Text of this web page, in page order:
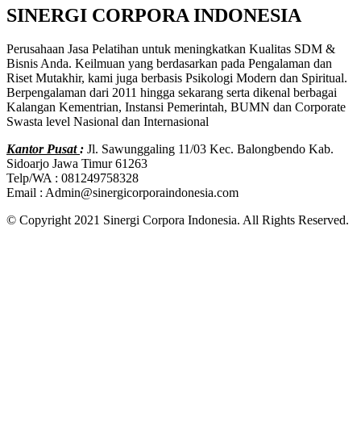
SINERGI CORPORA INDONESIA
Perusahaan Jasa Pelatihan untuk meningkatkan Kualitas SDM &
Bisnis Anda. Keilmuan yang berdasarkan pada Pengalaman dan
Riset Mutakhir, kami juga berbasis Psikologi Modern dan Spiritual.
Berpengalaman dari 2011 hingga sekarang serta dikenal berbagai
Kalangan Kementrian, Instansi Pemerintah, BUMN dan Corporate
Swasta level Nasional dan Internasional
Kantor Pusat: Jl. Sawunggaling 11/03 Kec. Balongbendo Kab.
Sidoarjo Jawa Timur 61263
Telp/WA : 081249758328
Email : Admin@sinergicorporaindonesia.com
© Copyright 2021 Sinergi Corpora Indonesia. All Rights Reserved.